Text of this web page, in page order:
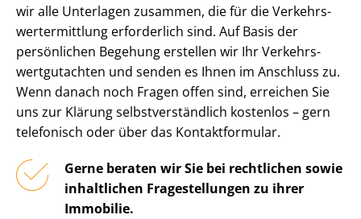
wir alle Unterlagen zusammen, die für die Ver­kehrs­
wert­ermitt­lung erforderlich sind. Auf Basis der
persönlichen Begehung erstellen wir Ihr Ver­kehrs­
wert­gut­ach­ten und senden es Ihnen im Anschluss zu.
Wenn danach noch Fragen offen sind, erreichen Sie
uns zur Klärung selbst­ver­ständ­lich kostenlos – gern
telefonisch oder über das Kontaktformular.
Gerne beraten wir Sie bei rechtlichen sowie
inhaltlichen Fragestellungen zu ihrer
Immobilie.